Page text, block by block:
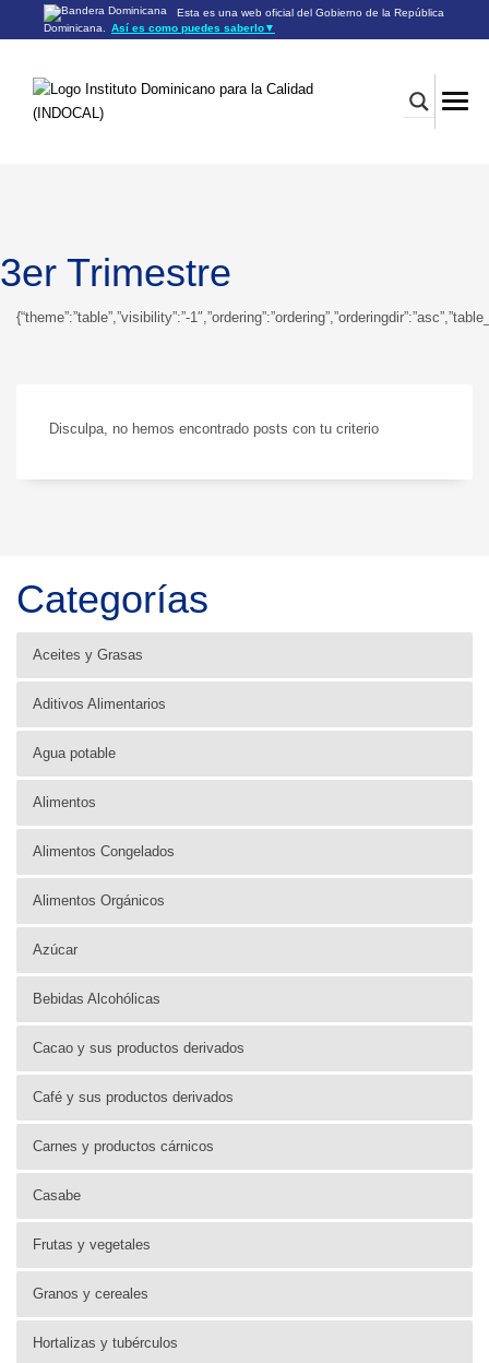
Esta es una web oficial del Gobierno de la República
Dominicana.
Así es como puedes saberlo▼
Los sitios web oficiales utilizan .gob.do o .gov.do
Los sitios web oficiales .gob.do o .gov.do seguros utilizan
HTTPS
3er Trimestre
{“theme”:”table”,”visibility”:”-
Disculpa, no hemos encontrado posts con tu criterio
Categorías
Aceites y Grasas
Aditivos Alimentarios
Agua potable
Alimentos
Alimentos Congelados
Alimentos Orgánicos
Azúcar
Bebidas Alcohólicas
Cacao y sus productos derivados
Café y sus productos derivados
Carnes y productos cárnicos
Casabe
Frutas y vegetales
Granos y cereales
Hortalizas y tubérculos